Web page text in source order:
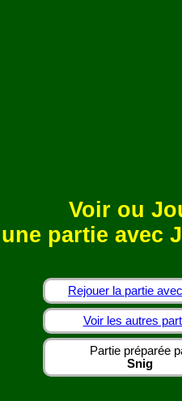
Voir ou
une partie avec
Rejouer la partie
Voir les autres
Partie préparée
Snig